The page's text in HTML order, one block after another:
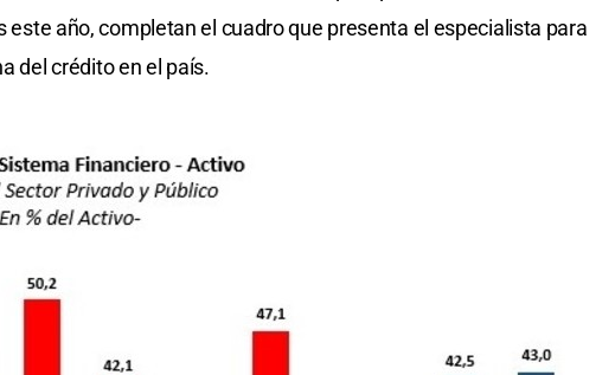
este año, completan el cuadro que presenta el especialista para
del crédito en el país.